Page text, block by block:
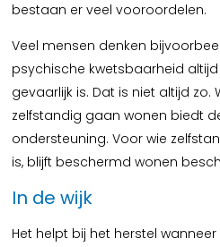
bestaan er veel vooroordelen.
Veel mensen denken
psychische kwetsbaarheid
gevaarlijk is. Dat is niet altijd zo.
zelfstandig gaan wonen biedt
ondersteuning. Voor wie
is, blijft beschermd wonen
In de wijk
Het helpt bij het herstel